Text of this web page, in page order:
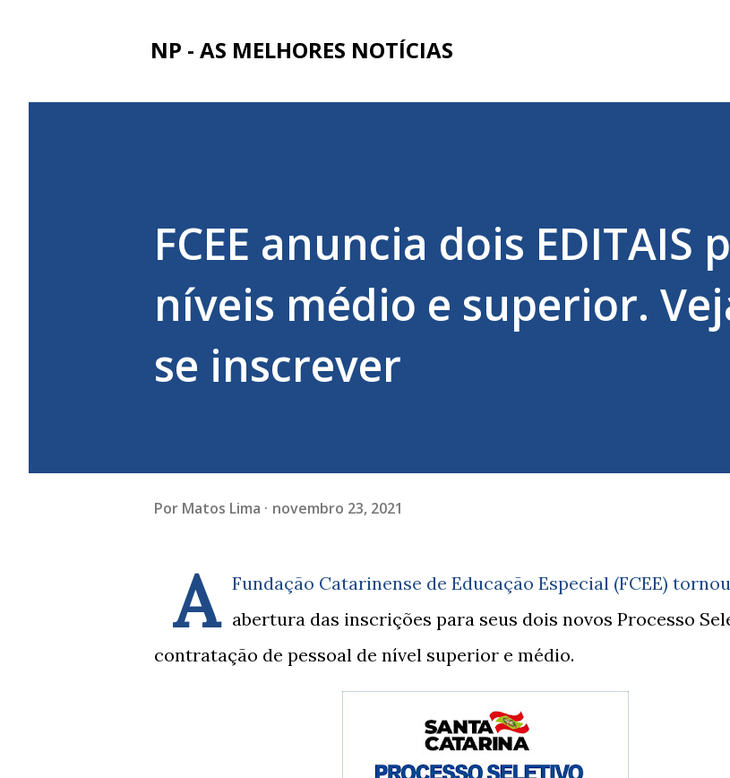
NP - AS MELHORES NOTÍCIAS
FCEE anuncia dois EDITAIS
níveis médio e superior.
se inscrever
Por Matos Lima novembro 23, 2021
A
Fundação Catarinense de Educação Especial (FCEE)
abertura das inscrições para seus dois novos Processo
contratação de pessoal de nível superior e médio.